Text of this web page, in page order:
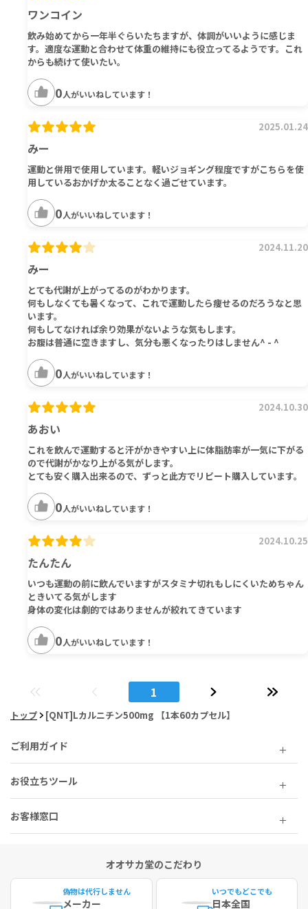
ワンコイン
飲み始めてから一年半ぐらいたちますが、体調がいいように感じま
す。適度な運動と合わせて体重の維持にも役立ってるようです。これ
からも続けて使いたい。
0人がいいねしています！
みー
2025.01.24
運動と併用で使用しています。軽いジョギング程度ですがこちらを使
用しているおかげか太ることなく過ごせています。
0人がいいねしています！
みー
2024.11.20
とても代謝が上がってるのがわかります。
何もしなくても暑くなって、これで運動したら痩せるのだろうなと思
います。
何もしてなければ余り効果がないような気もします。
お腹は普通に空きますし、気分も悪くなったりはしません^ - ^
0人がいいねしています！
あおい
2024.10.30
これを飲んで運動すると汗がかきやすい上に体脂肪率が一気に下がる
ので代謝がかなり上がる気がします。
とても安く購入出来るので、ずっと此方でリピート購入しています。
0人がいいねしています！
たんたん
2024.10.25
いつも運動の前に飲んでいますがスタミナ切れもしにくいためちゃん
ときいてる気がします
身体の変化は劇的ではありませんが絞れてきています
0人がいいねしています！
1
トップ [QNT]Lカルニチン500mg 【1本60カプセル】
ご利用ガイド
お役立ちツール
お客様窓口
オオサカ堂のこだわり
偽物は代行しません
メーカー
いつでもどこでも
日本全国